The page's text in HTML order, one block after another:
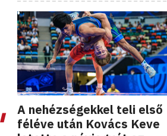
A nehézségekkel teli első
féléve után Kovács Keve